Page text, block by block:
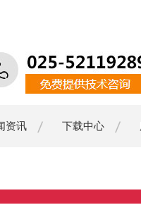
资讯 下载中心